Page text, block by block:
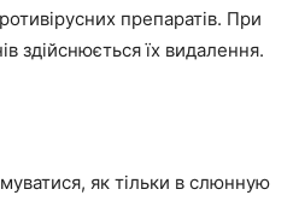
препаратів. При
здійснюється їх видалення.
як тільки в слюнную